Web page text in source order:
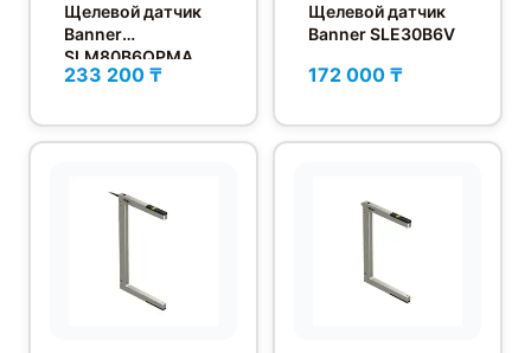
Щелевой датчик
Banner
SLM80B6QPMA
233 200 ₸
Щелевой датчик
Banner SLE30B6V
172 000 ₸